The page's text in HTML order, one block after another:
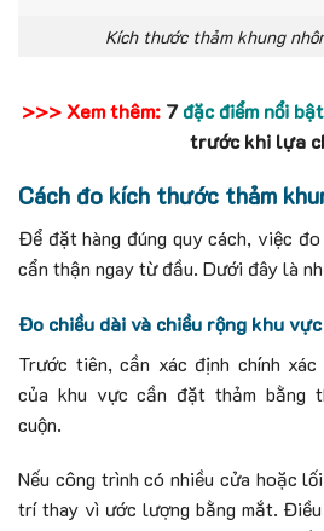
Kích thước thảm khung
>>> Xem thêm:7đặc điểm nổi
trước khi lựa
Cách đo kích thước thảm
Để đặt hàng đúng quy cách, việc
cẩn thận ngay từ đầu. Dưới đây là
Đo chiều dài và chiều rộng khu
Trước tiên, cần xác định chính
của khu vực cần đặt thảm bằng
cuộn.
Nếu công trình có nhiều cửa hoặc
trí thay vì ước lượng bằng mắt.